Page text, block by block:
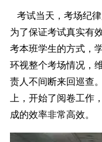
考试当天，考场纪律
为了保证考试真实有
考本班学生的方式，
环视整个考场情况，
责人不间断来回巡查
上，开始了阅卷工作
成的效率非常高效。